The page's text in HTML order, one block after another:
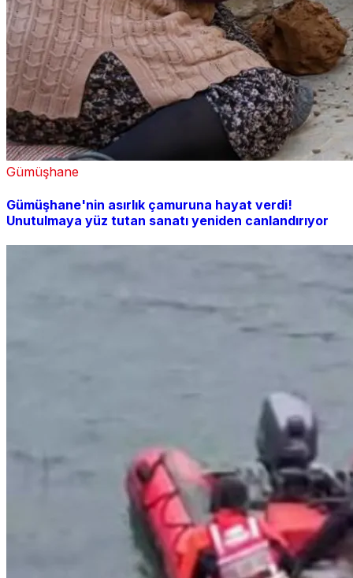
Gümüşhane
Gümüşhane'nin asırlık çamuruna hayat verdi!
Unutulmaya yüz tutan sanatı yeniden canlandırıyor